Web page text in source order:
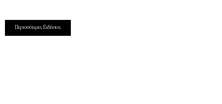
Περισσότερες Ειδήσεις